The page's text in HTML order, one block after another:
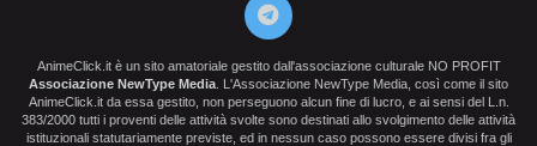
AnimeClick.it è un sito amatoriale gestito dall'associazione culturale NO PROFIT
Associazione NewType Media . L'Associazione NewType Media, così come il sito
AnimeClick.it da essa gestito, non perseguono alcun fine di lucro, e ai sensi del L.n.
383/2000 tutti i proventi delle attività svolte sono destinati allo svolgimento delle attività
istituzionali statutariamente previste, ed in nessun caso possono essere divisi fra gli